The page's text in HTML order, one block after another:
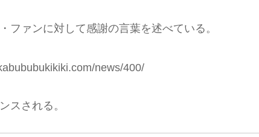
ファンに対して感謝の言葉を述べている。
news/400/
スされる。